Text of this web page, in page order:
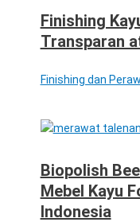
Finishing
Transparan
Finishing dan
Biopolish
Mebel Kayu
Indonesia